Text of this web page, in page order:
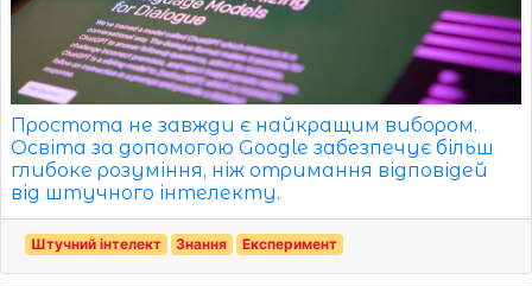
Простота не завжди є найкращим вибором.
Освіта за допомогою Google забезпечує більш
глибоке розуміння, ніж отримання відповідей
від штучного інтелекту.
Штучний інтелект Знання Експеримент